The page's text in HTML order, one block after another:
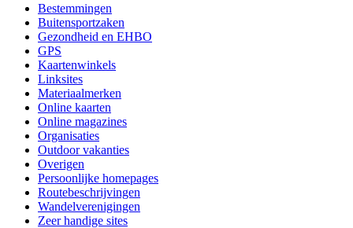
Bestemmingen
Buitensportzaken
Gezondheid en EHBO
GPS
Kaartenwinkels
Linksites
Materiaalmerken
Online kaarten
Online magazines
Organisaties
Outdoor vakanties
Overigen
Persoonlijke homepages
Routebeschrijvingen
Wandelverenigingen
Zeer handige sites